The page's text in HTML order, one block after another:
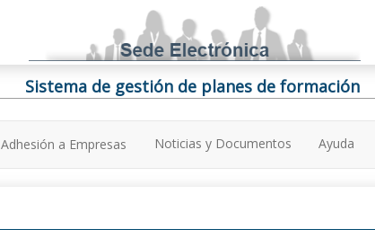
Sistema de gestión de planes de formación
Adhesión a Empresas Noticias y Documentos Ayuda